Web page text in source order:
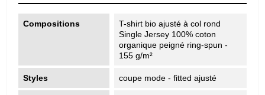
Compositions
T-shirt bio ajusté à col rond
Single Jersey 100% coton
organique peigné ring-spun -
155 g/m²
Styles coupe mode - fitted ajusté